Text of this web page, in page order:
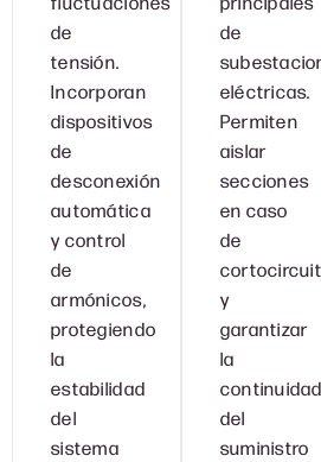
de
tensión.
Incorporan
dispositivos
de
desconexión
automática
y control
de
armónicos,
protegiendo
la
estabilidad
del
sistema
de
eléctricas.
Permiten
aislar
secciones
en caso
de
y
garantizar
la
continuidad
del
suministro